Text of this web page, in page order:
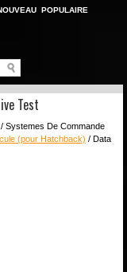
POPULAIRE
Test
Systemes De Commande
(pour Hatchback) / Data